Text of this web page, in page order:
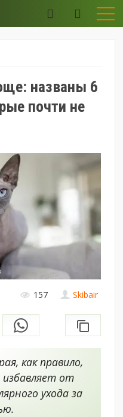
названы 6
почти не
Skibair
157
как правило,
от
ухода за